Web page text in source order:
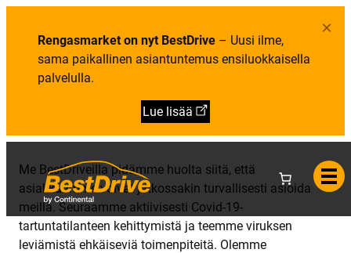
Rengasmarket on nyt BestDrive – Uusi ilme,
sama paikallinen asiantuntemus ensiluokkaisella
palvelulla.
Lue lisää
×
i
t
e
l
u
t
Me BestDriveilla pidämme huolta siitä, että
asiakkaamme voivat jatkossakin turvallisesti asioida
meillä. Seuraamme aktiivisesti Covid-19-
tartuntatilanteen kehittymistä ja teemme viruksen
leviämistä ehkäiseviä toimenpiteitä. Olemme